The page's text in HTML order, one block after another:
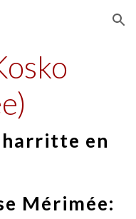
Skip to navigation
en
Mérimée: